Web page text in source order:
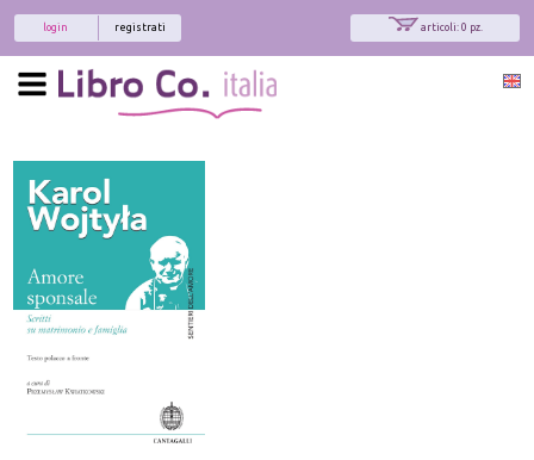
articoli: 0 pz.
registrati
login